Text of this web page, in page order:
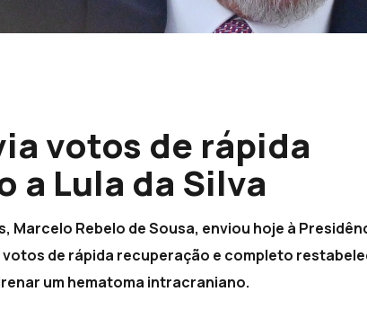
votos de rápida
a Lula da Silva
Marcelo Rebelo de Sousa, enviou hoje à
votos de rápida recuperação e completo
um hematoma intracraniano.